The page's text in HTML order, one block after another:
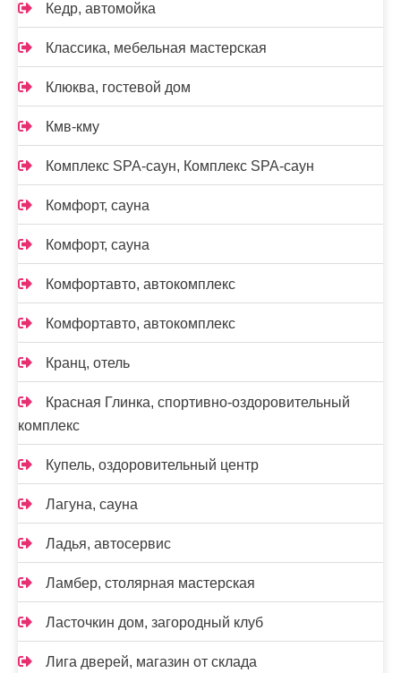
Кедр, автомойка
Классика, мебельная мастерская
Клюква, гостевой дом
Кмв-кму
Комплекс SPA-саун, Комплекс SPA-саун
Комфорт, сауна
Комфорт, сауна
Комфортавто, автокомплекс
Комфортавто, автокомплекс
Кранц, отель
Красная Глинка, спортивно-оздоровительный
комплекс
Купель, оздоровительный центр
Лагуна, сауна
Ладья, автосервис
Ламбер, столярная мастерская
Ласточкин дом, загородный клуб
Лига дверей, магазин от склада